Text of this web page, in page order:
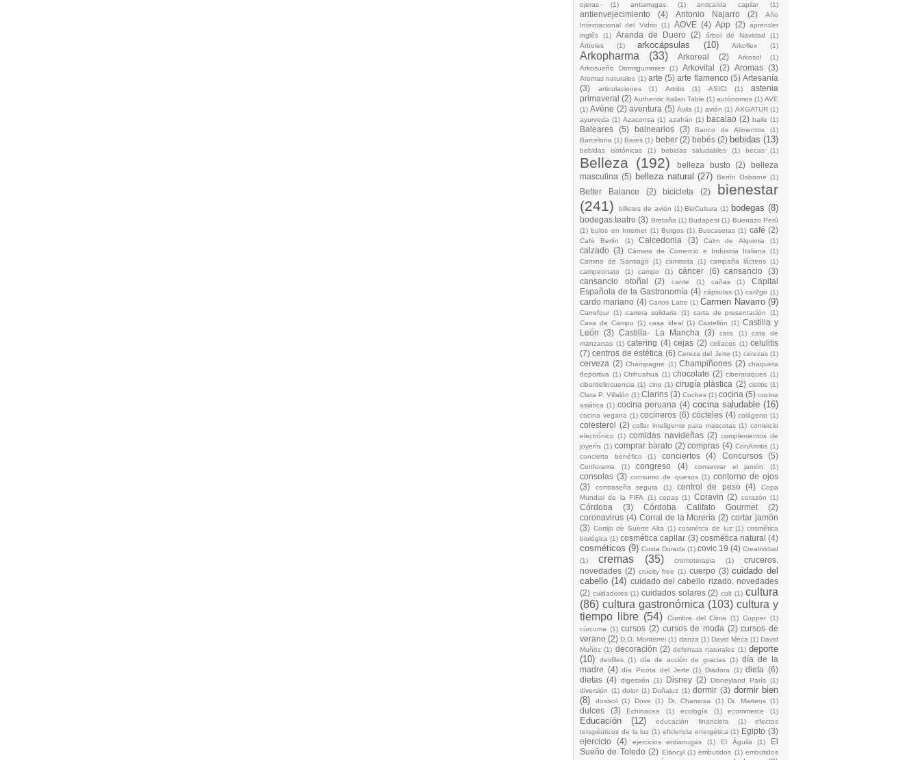
ojeras
(1) antiarrugas (1) anticaída capilar (1)
antienvejecimiento (4) Antonio Najarro (2)
Año
Internacional del Vidrio
(1) AOVE (4) App (2) aprender
inglés
(1) Aranda de Duero (2) árbol de Navidad
(1)
Árboles
(1) arkocápsulas (10) Arkoflex (1)
Arkopharma (33) Arkoreal (2) Arkosol
(1)
Arkosueño Dormigummies
(1) Arkovital (2) Aromas (3)
Aromas naturales (1) arte (5) arte flamenco (5) Artesanía
(3)
articulaciones (1) Artritis (1) ASICI (1)
astenia
primaveral (2) Authentic Italian Table (1) autónomos (1) AVE
(1) Avène (2) aventura (5) Ávila (1) avión (1) AXGATUR (1)
ayurveda (1) Azaconsa (1) azafrán (1) bacalao (2) baile (1)
Baleares (5) balnearios (3) Banco de Alimentos
(1)
Barcelona (1) Bares (1) beber (2) bebés (2) bebidas (13)
bebidas isotónicas (1) bebidas saludables (1) becas (1)
Belleza (192) belleza busto (2)
belleza
masculina (5) belleza natural (27) Bertín Osborne (1)
Better Balance (2) bicicleta (2)
bienestar
(241)
billetes de avión (1) BioCultura (1) bodegas (8)
bodegas.teatro (3) Bretaña (1) Budapest (1) Buenazo Perú
(1) bulos en Internet (1) Burgos (1) Buscasetas (1) café (2)
Café Berlín (1) Calcedonia (3) Calm de Alqvimia (1)
calzado (3) Cámara de Comercio e Industria Italiana (1)
Camino de Santiago
(1) camiseta (1) campaña lácteos (1)
campeonato
(1) campo (1) cáncer (6) cansancio
(3)
cansancio otoñal
(2) cante (1) cañas (1)
Capital
Española de la Gastronomía (4) cápsulas (1) car2go (1)
cardo mariano (4) Carlos Latre (1) Carmen Navarro (9)
Carrefour (1) carrera solidaria (1) carta de presentación
(1)
Casa de Campo (1) casa ideal (1) Castellón (1) Castilla y
León
(3) Castilla- La Mancha (3) cata (1)
cata de
manzanas (1) catering (4) cejas (2) celíacos (1) celulitis
(7) centros de estética (6) Cereza del Jerte (1) cerezas (1)
cerveza (2) Champagne (1) Champiñones (2) chaqueta
deportiva (1) Chihuahua (1) chocolate (2) ciberataques (1)
ciberdelincuencia (1) cine (1) cirugía plástica (2) cistitis (1)
Clara P. Villalón (1) Clarins (3) Coches (1) cocina (5) cocina
asiática (1) cocina peruana (4) cocina saludable (16)
cocina vegana (1) cocineros (6) cócteles (4) colágeno (1)
colesterol (2) collar inteligente para mascotas (1) comercio
electrónico (1) comidas navideñas (2) complementos de
joyería (1) comprar barato (2) compras (4) ConArtritis (1)
concierto benéfico
(1) conciertos (4) Concursos (5)
Conforama (1) congreso (4) conservar el jamón (1)
consolas (3) consumo de quesos (1) contorno de ojos
(3)
contraseña segura (1) control de peso (4)
Copa
Mundial de la FIFA (1) copas (1) Coravin (2) corazón (1)
Córdoba (3) Córdoba Califato Gourmet
(2)
coronavirus (4) Corral de la Morería (2) cortar jamón
(3) Cortijo de Suerte Alta (1) cosmétca de luz (1) cosmética
biológica (1) cosmética capilar (3) cosmética natural (4)
cosméticos (9) Costa Dorada (1) covic 19 (4) Creatividad
(1)
cremas (35) cromoterapia (1)
cruceros.
novedades (2) cruelty free (1) cuerpo (3) cuidado del
cabello (14) cuidado del cabello rizado. novedades
(2) cuidadores (1) cuidados solares (2) cult (1) cultura
(86) cultura gastronómica (103) cultura y
tiempo libre (54) Cumbre del Clima (1) Cupper (1)
cúrcuma (1) cursos (2) cursos de moda (2) cursos de
verano (2) D.O. Monterrei (1) danza (1) David Meca (1) David
Muñoz (1) decoración (2) defensas naturales (1) deporte
(10)
desfiles (1) día de acción de gracias (1) día de la
madre (4) día Picota del Jerte (1) Diadora (1) dieta (6)
dietas (4) digestión (1) Disney (2) Disneyland París (1)
diversión (1) dolor (1) Doñaluz (1) dormir (3) dormir bien
(8)
dosisol (1) Dove (1) Dr. Chamosa (1) Dr. Martens (1)
dulces (3) Echinacea (1) ecología (1) ecommerce (1)
Educación (12) educación financiera (1)
efectos
terapéuticos de la luz (1) eficiencia energética (1) Egipto (3)
ejercicio
(4) ejercicios antiarrugas (1) El Águila (1)
El
Sueño de Toledo (2) Elancyl (1) embutidos (1) embutidos